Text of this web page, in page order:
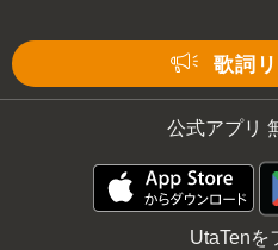
歌詞
公式アプリ
UtaTenを